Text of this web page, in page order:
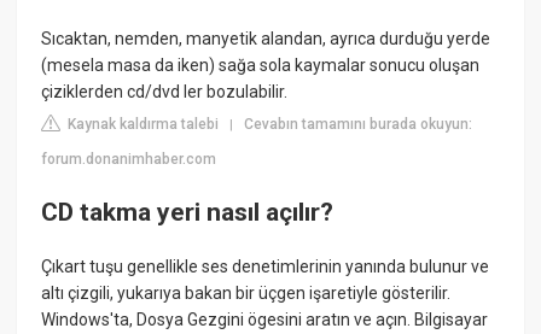
Sıcaktan, nemden, manyetik alandan, ayrıca durduğu yerde
(mesela masa da iken) sağa sola kaymalar sonucu oluşan
çiziklerden cd/dvd ler bozulabilir.
Kaynak kaldırma talebi |Cevabın tamamını burada okuyun:
forum.donanimhaber.com
CD takma yeri nasıl açılır?
Çıkart tuşu genellikle ses denetimlerinin yanında bulunur ve
altı çizgili, yukarıya bakan bir üçgen işaretiyle gösterilir.
Windows'ta, Dosya Gezgini ögesini aratın ve açın. Bilgisayar